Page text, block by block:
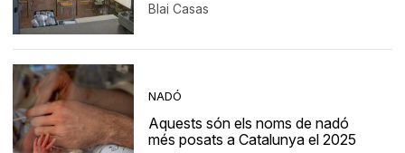
Blai Casas
NADÓ
Aquests són els noms de nadó
més posats a Catalunya el 2025